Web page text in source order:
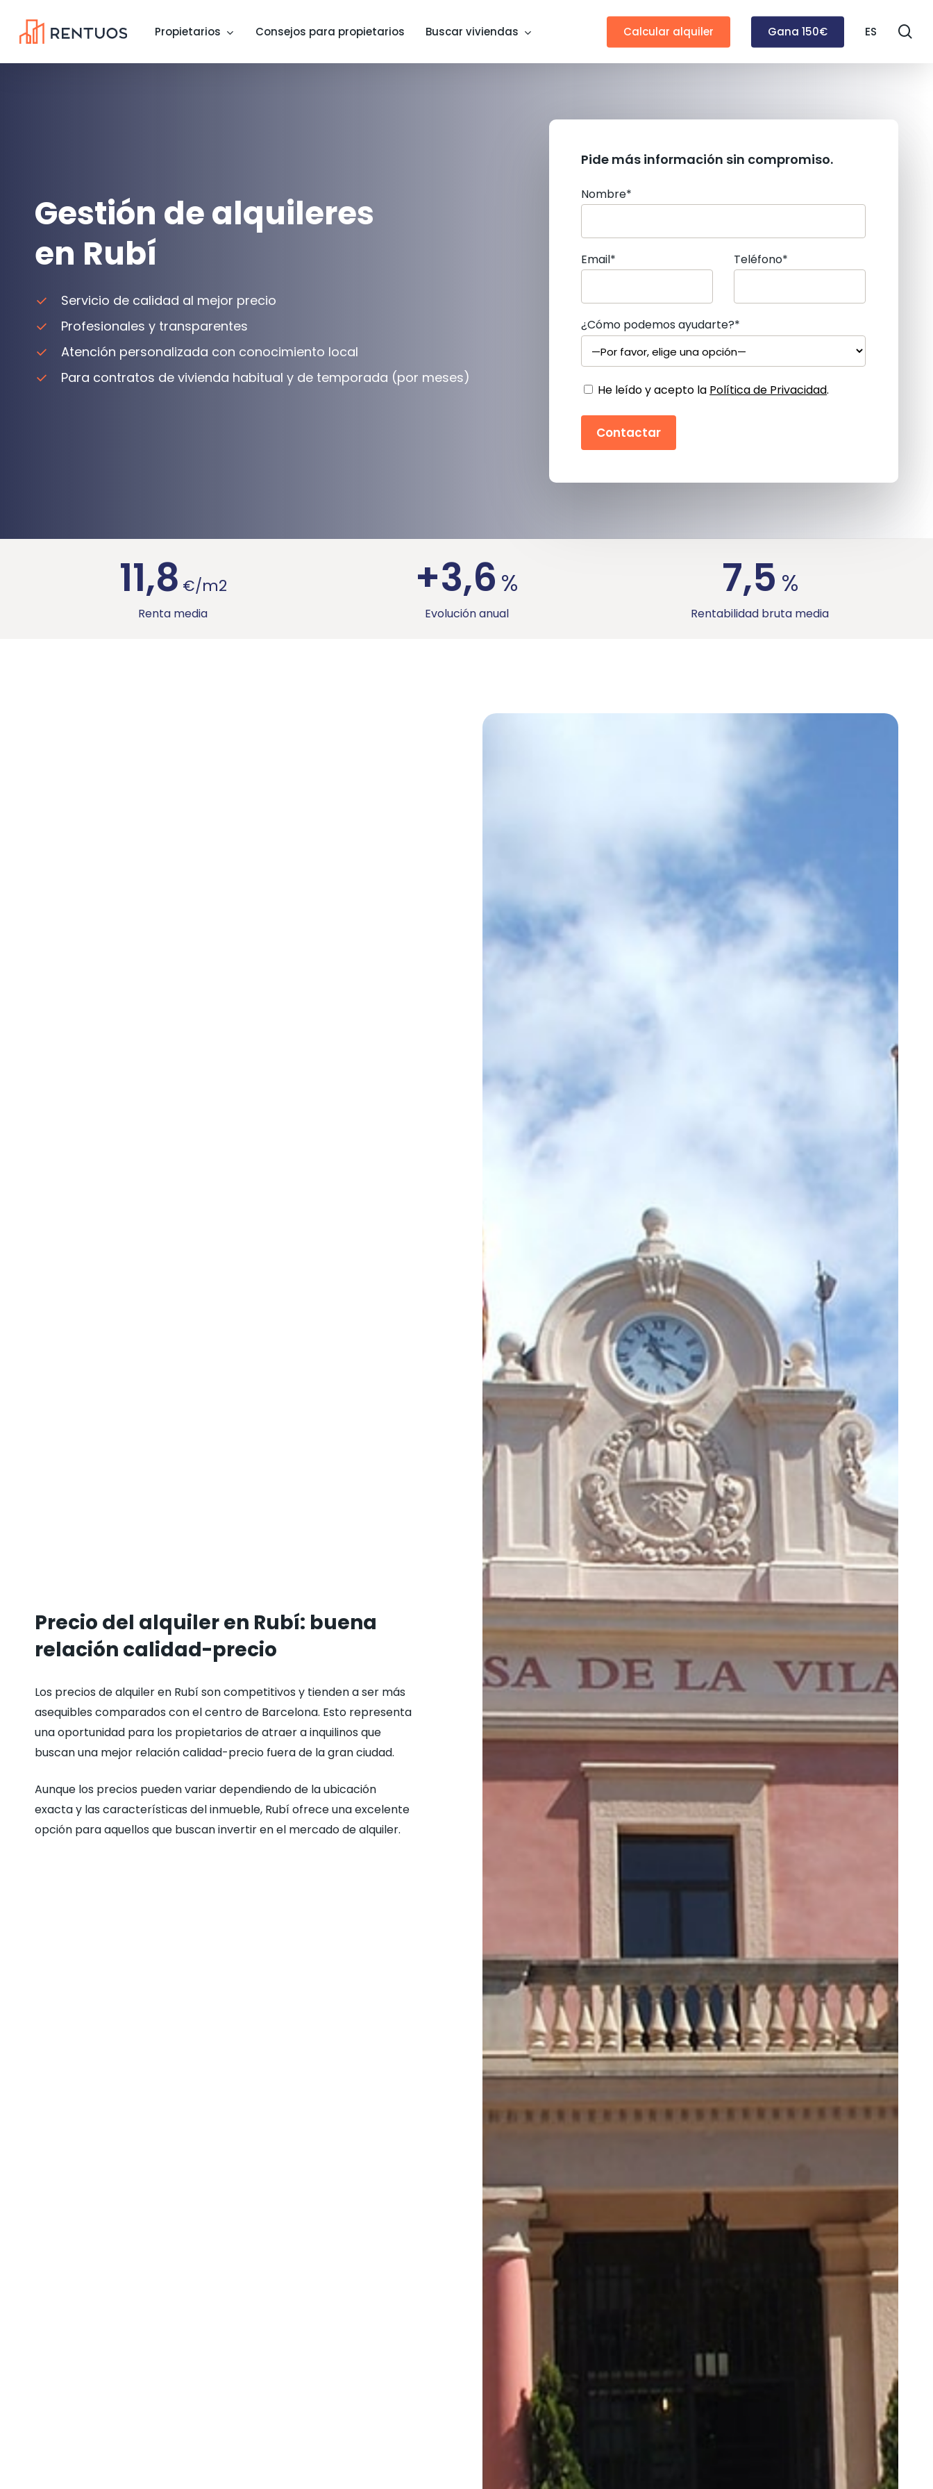
Propietarios Consejos para propietarios Buscar viviendas Calcular alquiler Gana 150€ ES
Gestión de alquileres
en Rubí
Servicio de calidad al mejor precio
Profesionales y transparentes
Atención personalizada con conocimiento local
Para contratos de vivienda habitual y de temporada (por meses)
Pide más información sin compromiso.
Nombre*
Email* Teléfono*
¿Cómo podemos ayudarte?*
He leído y acepto la Política de Privacidad.
11,8 €/m2
Renta media
+3,6 %
Evolución anual
7,5 %
Rentabilidad bruta media
Precio del alquiler en Rubí: buena
relación calidad-precio
Los precios de alquiler en Rubí son competitivos y tienden a ser más
asequibles comparados con el centro de Barcelona. Esto representa
una oportunidad para los propietarios de atraer a inquilinos que
buscan una mejor relación calidad-precio fuera de la gran ciudad.
Aunque los precios pueden variar dependiendo de la ubicación
exacta y las características del inmueble, Rubí ofrece una excelente
opción para aquellos que buscan invertir en el mercado de alquiler.